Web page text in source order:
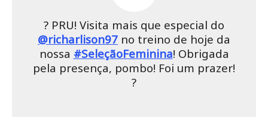
? PRU! Visita mais que especial do
@richarlison97no treino de hoje da
nossa#SeleçãoFeminina! Obrigada
pela presença, pombo! Foi um prazer!